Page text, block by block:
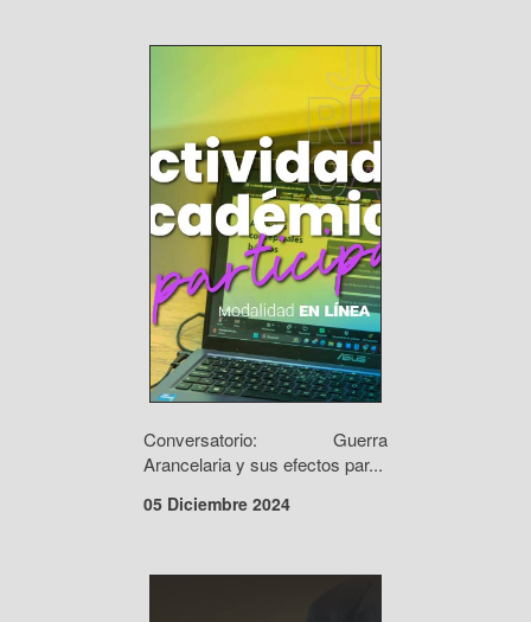
Conversatorio: Guerra
Arancelaria y sus efectos par...
05 Diciembre 2024